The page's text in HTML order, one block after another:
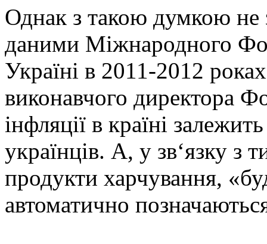
Однак з такою думкою не
даними Міжнародного
Україні в 2011-2012
виконавчого директора
інфляції в країні
українців. А, у зв‘язку
продукти харчування,
автоматично